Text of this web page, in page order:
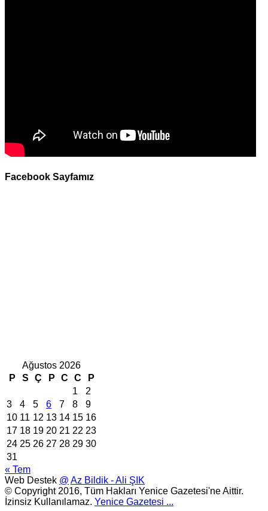
Facebook Sayfamız
Ağustos 2026
P
S Ç P C C
P
1
2
3
4 5 6 7 8
9
10 11 12 13 14 15 16
17 18 19 20 21 22 23
24 25 26 27 28 29 30
31
« Tem
Web Destek @ Az Bildik - Ali ŞIK
© Copyright 2016, Tüm Hakları Yenice Gazetesi'ne Aittir.
İzinsiz Kullanılamaz. Yenice Gazetesi ...